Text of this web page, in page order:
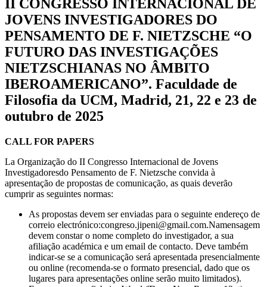
II CONGRESSO INTERNACIONAL DE
JOVENS INVESTIGADORES DO
PENSAMENTO DE F. NIETZSCHE “O
FUTURO DAS INVESTIGAÇÕES
NIETZSCHIANAS NO ÂMBITO
IBEROAMERICANO”. Faculdade de
Filosofia da UCM, Madrid, 21, 22 e 23 de
outubro de 2025
CALL FOR PAPERS
La Organização do II Congresso Internacional de Jovens
Investigadoresdo Pensamento de F. Nietzsche convida à
apresentação de propostas de comunicação, as quais deverão
cumprir as seguintes normas:
As propostas devem ser enviadas para o seguinte endereço de
correio electrónico:congreso.jipeni@gmail.com.Namensagem
devem constar o nome completo do investigador, a sua
afiliação académica e um email de contacto. Deve também
indicar-se se a comunicação será apresentada presencialmente
ou online (recomenda-se o formato presencial, dado que os
lugares para apresentações online serão muito limitados).